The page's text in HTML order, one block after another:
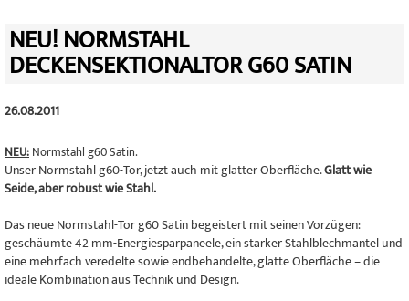
NEU! NORMSTAHL
DECKENSEKTIONALTOR G60 SATIN
26.08.2011
NEU:Normstahl g60 Satin.
Unser Normstahl g60-Tor, jetzt auch mit glatter Oberfläche.Glatt wie
Seide, aber robust wie Stahl.
Das neue Normstahl-Tor g60 Satin begeistert mit seinen Vorzügen:
geschäumte 42 mm-Energiesparpaneele, ein starker Stahlblechmantel und
eine mehrfach veredelte sowie endbehandelte, glatte Oberfläche – die
ideale Kombination aus Technik und Design.